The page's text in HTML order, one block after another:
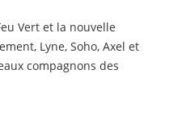
Vert et la nouvelle
Lyne, Soho, Axel et
compagnons des